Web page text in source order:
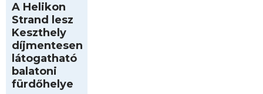
A Helikon
Strand lesz
Keszthely
díjmentesen
látogatható
balatoni
fürdőhelye